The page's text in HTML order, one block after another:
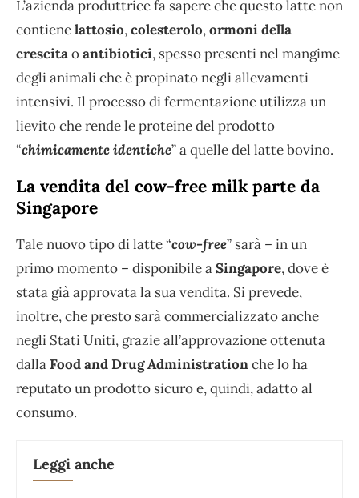
L’azienda produttrice fa sapere che questo latte non
contienelattosio,colesterolo,ormoni della
crescitaoantibiotici, spesso presenti nel mangime
degli animali che è propinato negli allevamenti
intensivi. Il processo di fermentazione utilizza un
lievito che rende le proteine del prodotto
“chimicamente identiche” a quelle del latte bovino.
La vendita del cow-free milk parte da
Singapore
Tale nuovo tipo di latte “cow-free” sarà – in un
primo momento – disponibile aSingapore, dove è
stata già approvata la sua vendita. Si prevede,
inoltre, che presto sarà commercializzato anche
negli Stati Uniti, grazie all’approvazione ottenuta
dallaFood and Drug Administrationche lo ha
reputato un prodotto sicuro e, quindi, adatto al
consumo.
Leggi anche